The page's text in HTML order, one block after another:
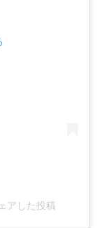
アした投稿